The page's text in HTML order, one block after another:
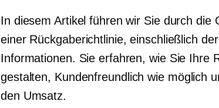
In diesem Artikel führen wir Sie durch die
einer Rückgaberichtlinie, einschließlich
Informationen. Sie erfahren, wie Sie Ihre
gestalten, Kundenfreundlich wie möglich
den Umsatz.